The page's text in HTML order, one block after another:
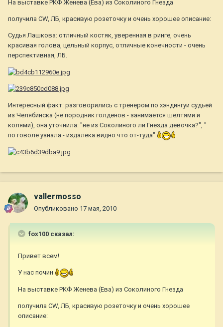
На выставке РКФ Женева (Ева) из Соколиного Гнезда
получила CW, ЛБ, красивую розеточку и очень хорошее описание:
Судья Лашкова: отличный костяк, уверенная в ринге, очень
красивая голова, цельный корпус, отличные конечности - очень
перспективная, ЛБ.
Интересный факт: разговорились с тренером по хэндингуи судьей
из Челябинска (не породник голденов - занимается шелтями и
колями), она уточнила: "не из Соколиного ли Гнезда девочка?", "
по говоле узнала - издалека видно что от-туда"
vallermosso
Опубликовано 17 мая, 2010
fox100 сказал:
Привет всем!
У нас почин
На выставке РКФ Женева (Ева) из Соколиного Гнезда
получила CW, ЛБ, красивую розеточку и очень хорошее
описание: